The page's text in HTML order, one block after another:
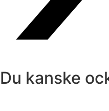
Du kanske